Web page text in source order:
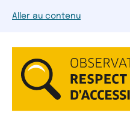
Aller au contenu